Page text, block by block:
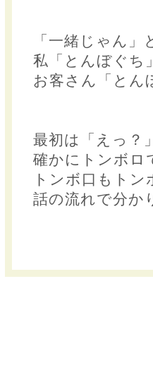
「一緒じゃん
私「とんぼぐち」
お客さん「とん
最初は「えっ？
確かにトンボロ
トンボ口もト
話の流れで分か